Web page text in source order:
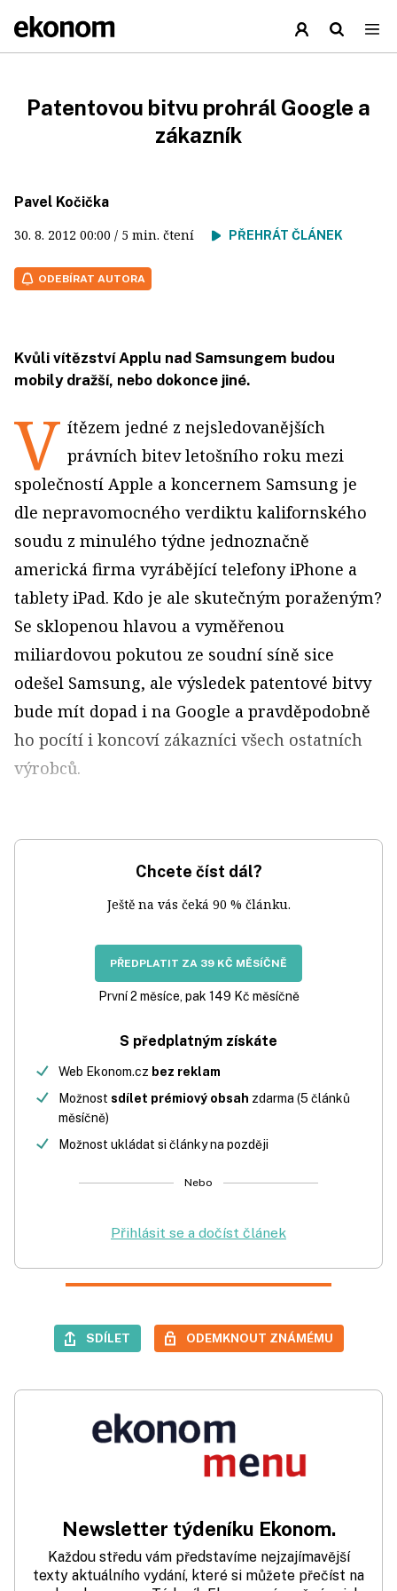
Patentovou bitvu prohrál Google a
zákazník
Pavel Kočička
30. 8. 2012 00:00 / 5 min. čtení PŘEHRÁT ČLÁNEK
ODEBÍRAT AUTORA
Kvůli vítězství Applu nad Samsungem budou
mobily dražší, nebo dokonce jiné.
V ítězem jedné z nejsledovanějších
právních bitev letošního roku mezi
společností Apple a koncernem Samsung je
dle nepravomocného verdiktu kalifornského
soudu z minulého týdne jednoznačně
americká firma vyrábějící telefony iPhone a
tablety iPad. Kdo je ale skutečným poraženým?
Se sklopenou hlavou a vyměřenou
miliardovou pokutou ze soudní síně sice
odešel Samsung, ale výsledek patentové bitvy
bude mít dopad i na Google a pravděpodobně
ho pocítí i koncoví zákazníci všech ostatních
výrobců.
Chcete číst dál?
Ještě na vás čeká 90 % článku.
PŘEDPLATIT ZA 39 KČ MĚSÍČNĚ
První 2 měsíce, pak 149 Kč měsíčně
S předplatným získáte
Web Ekonom.cz bez reklam
Možnost sdílet prémiový obsah zdarma (5 článků
měsíčně)
Možnost ukládat si články na později
Nebo
Přihlásit se a dočíst článek
SDÍLET ODEMKNOUT ZNÁMÉMU
Newsletter týdeníku Ekonom.
Každou středu vám představíme nejzajímavější
texty aktuálního vydání, které si můžete přečíst na